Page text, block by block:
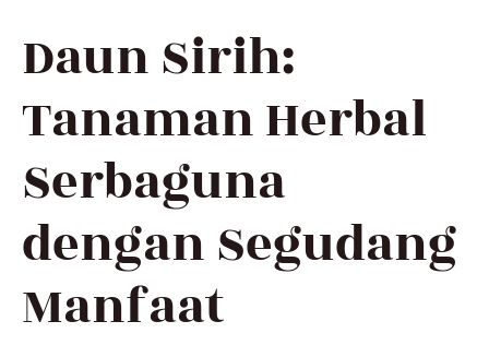
Daun Sirih:
Tanaman Herbal
Serbaguna
dengan Segudang
Manfaat